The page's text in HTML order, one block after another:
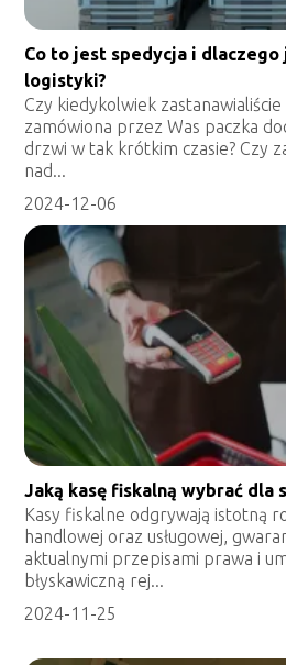
Co to jest spedycja i
logistyki?
Czy kiedykolwiek
zamówiona przez Was paczka
drzwi w tak krótkim czasie? Czy
nad...
2024-12-06
Jaką kasę fiskalną wybrać dla
Kasy fiskalne odgrywają istotną
handlowej oraz usługowej,
aktualnymi przepisami prawa i
błyskawiczną rej...
2024-11-25